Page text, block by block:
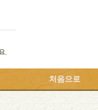
처음으로